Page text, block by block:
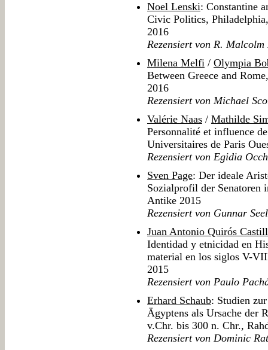
Noel Lenski: Constantine
Civic Politics,
2016
Rezensiert von R.
Milena Melfi / Olympia
Between Greece and
2016
Rezensiert von Michael
Valérie Naas / Mathilde
Personnalité et influence
Universitaires de Paris
Rezensiert von Egidia
Sven Page: Der ideale
Sozialprofil der Senatoren
Antike 2015
Rezensiert von Gunnar
Juan Antonio Quirós
Identidad y etnicidad en
material en los siglos V-
2015
Rezensiert von Paulo
Erhard Schaub: Studien
Ägyptens als Ursache der
v.Chr. bis 300 n. Chr.,
Rezensiert von Dominic